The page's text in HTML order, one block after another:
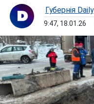
Губернiя Daily
9:47, 18.01.26